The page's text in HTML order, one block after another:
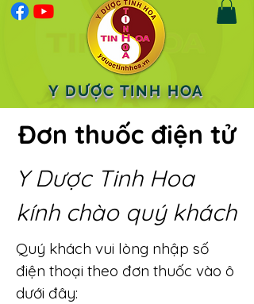
Y DƯỢC TINH HOA
Đơn thuốc điện tử
Y Dược Tinh Hoa
kính chào quý khách
Quý khách vui lòng nhập số
điện thoại theo đơn thuốc vào ô
dưới đây: